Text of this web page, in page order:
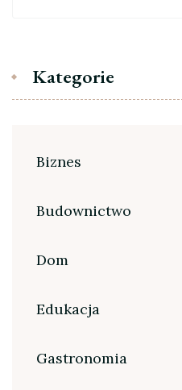
Kategorie
Biznes
Budownictwo
Dom
Edukacja
Gastronomia